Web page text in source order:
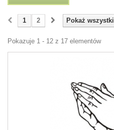
Pokaż
1 2
Pokazuje 1 - 12 z 17 elementów